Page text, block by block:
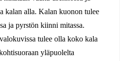
kalan alla. Kalan kuonon tulee
ja pyrstön kiinni mitassa.
tulee olla koko kala
yläpuolelta